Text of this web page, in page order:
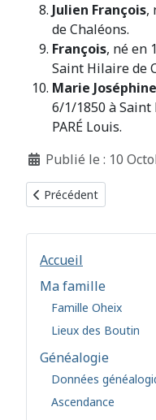
Accueil
Ma famille
Famille Oheix
Lieux des Boutin
Généalogie
Données
Ascendance
Julien François,
de Chaléons.
François, né en
Saint Hilaire de
Marie Joséphine
6/1/1850 à Saint
PARÉ Louis.
Détails
Publié le : 10
Article précédent : La
Précédent